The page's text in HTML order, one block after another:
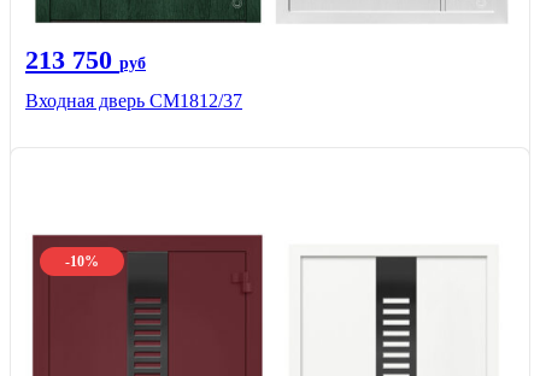
213 750 руб
Входная дверь СМ1812/37
-10%